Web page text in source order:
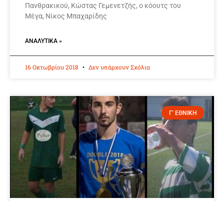
Πανθρακικού, Κώστας Γεμενετζής, ο κόουτς του
Μέγα, Νίκος Μπαχαρίδης
ΑΝΑΛΥΤΙΚΆ »
16 Οκτωβρίου 2018 Δεν υπάρχουν Σχόλια
Γ' ΕΘΝΙΚΗ